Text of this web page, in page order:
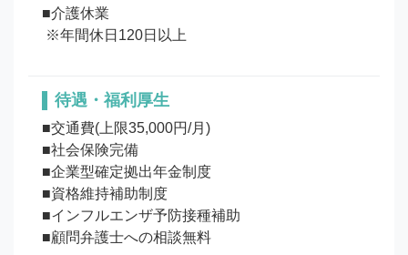
■介護休業
待遇・福利厚生
■交通費(上限35,000円/月)
■社会保険完備
■企業型確定拠出年金制度
■資格維持補助制度
■インフルエンザ予防接種補助
■顧問弁護士への相談無料